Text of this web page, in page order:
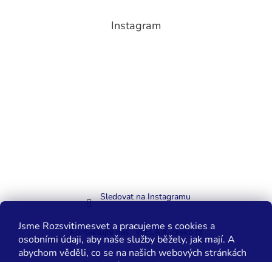
Jsme Rozsvitimesvet a pracujeme s cookies a
osobními údaji, aby naše služby běžely, jak mají. A
abychom věděli, co se na našich webových stránkách
Instagram
Sledovat na Instagramu
Kontaktujte nás WELAIK-cesko.cz